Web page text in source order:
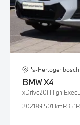
's-Hertogenbosch
BMWX4
xDrive20i High
202189.501 km